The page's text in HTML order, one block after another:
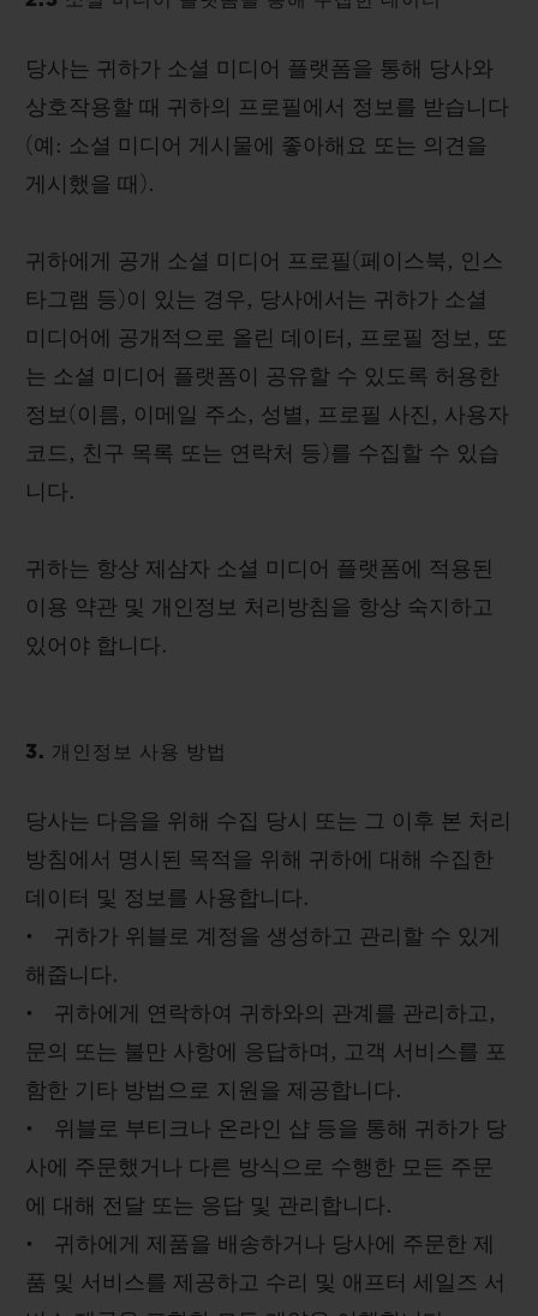
당사는 귀하가 소셜 미디어 플랫폼을 통해 당사와
상호작용할 때 귀하의 프로필에서 정보를 받습니다
(예: 소셜 미디어 게시물에 좋아해요 또는 의견을
게시했을 때).
귀하에게 공개 소셜 미디어 프로필(페이스북, 인스
타그램 등)이 있는 경우, 당사에서는 귀하가 소셜
미디어에 공개적으로 올린 데이터, 프로필 정보, 또
는 소셜 미디어 플랫폼이 공유할 수 있도록 허용한
정보(이름, 이메일 주소, 성별, 프로필 사진, 사용자
코드, 친구 목록 또는 연락처 등)를 수집할 수 있습
니다.
귀하는 항상 제삼자 소셜 미디어 플랫폼에 적용된
이용 약관 및 개인정보 처리방침을 항상 숙지하고
있어야 합니다.
3. 개인정보 사용 방법
당사는 다음을 위해 수집 당시 또는 그 이후 본 처리
방침에서 명시된 목적을 위해 귀하에 대해 수집한
데이터 및 정보를 사용합니다.
• 귀하가 위블로 계정을 생성하고 관리할 수 있게
해줍니다.
• 귀하에게 연락하여 귀하와의 관계를 관리하고,
문의 또는 불만 사항에 응답하며, 고객 서비스를 포
함한 기타 방법으로 지원을 제공합니다.
• 위블로 부티크나 온라인 샵 등을 통해 귀하가 당
사에 주문했거나 다른 방식으로 수행한 모든 주문
에 대해 전달 또는 응답 및 관리합니다.
• 귀하에게 제품을 배송하거나 당사에 주문한 제
품 및 서비스를 제공하고 수리 및 애프터 세일즈 서